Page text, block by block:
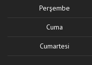
Perşembe
Cuma
Cumartesi